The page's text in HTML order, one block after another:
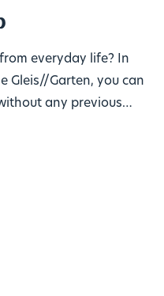
everyday life? In
Gleis//Garten, you can
any previous